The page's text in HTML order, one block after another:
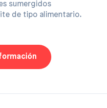
sumergidos
de tipo alimentario.